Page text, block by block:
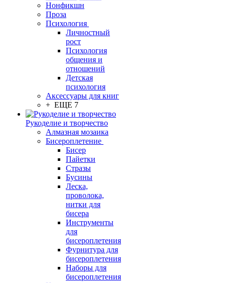
Нонфикшн
Проза
Психология
Личностный
рост
Психология
общения и
отношений
Детская
психология
Аксессуары для книг
+ ЕЩЕ 7
Рукоделие и творчество
Алмазная мозаика
Бисероплетение
Бисер
Пайетки
Стразы
Бусины
Леска,
проволока,
нитки для
бисера
Инструменты
для
бисероплетения
Фурнитура для
бисероплетения
Наборы для
бисероплетения